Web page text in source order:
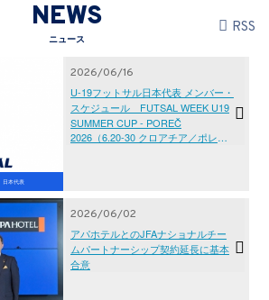
NEWS
ニュース
RSS
日本代表
2026/06/16
U-19フットサル日本代表 メンバー・
スケジュール FUTSAL WEEK U19
SUMMER CUP - POREČ
2026（6.20-30 クロアチア／ポレッ
2026/06/02
アパホテルとのJFAナショナルチー
ムパートナーシップ契約延長に基本
合意